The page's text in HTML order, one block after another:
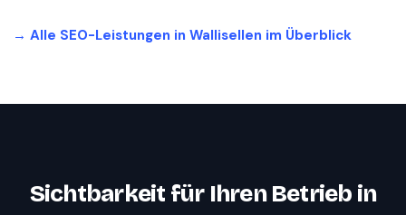
→ Alle SEO-Leistungen in Wallisellen im Überblick
Sichtbarkeit für Ihren Betrieb in